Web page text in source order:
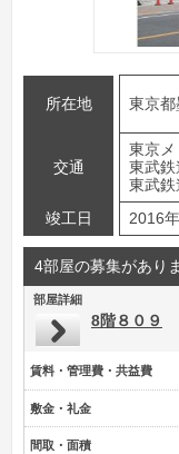
所在地 東京都
交通
東京
東武
東武
竣工日
2016
4部屋の募集があり
部屋詳細
8階８０９
賃料・管理費・共益費
敷金・礼金
間取・面積